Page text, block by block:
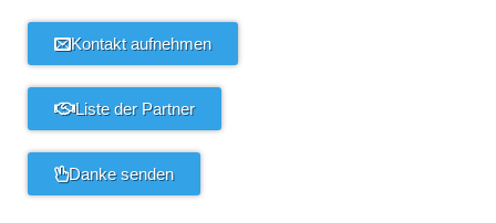
Kontakt aufnehmen
Liste der Partner
Danke senden